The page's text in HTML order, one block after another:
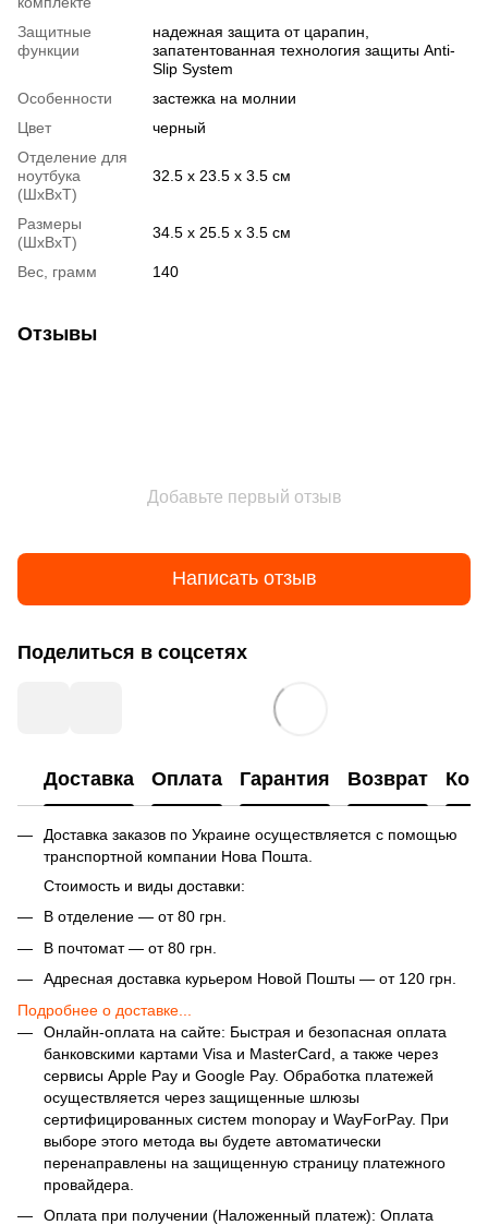
Защитные
функции
надежная защита от царапин,
запатентованная технология защиты Anti-
Slip System
Особенности
застежка на молнии
Цвет
черный
Отделение для
ноутбука
(ШхВхТ)
32.5 x 23.5 x 3.5 см
Размеры
(ШхВхТ)
34.5 x 25.5 x 3.5 см
Вес, грамм 140
Отзывы
Добавьте первый отзыв
Написать отзыв
Поделиться в соцсетях
Доставка Оплата Гарантия Возврат
Доставка заказов по Украине осуществляется с помощью
транспортной компании Нова Пошта.
Стоимость и виды доставки:
В отделение — от 80 грн.
В почтомат — от 80 грн.
Адресная доставка курьером Новой Пошты — от 120 грн.
Подробнее о доставке...
Онлайн-оплата на сайте: Быстрая и безопасная оплата
банковскими картами Visa и MasterCard, а также через
сервисы Apple Pay и Google Pay. Обработка платежей
осуществляется через защищенные шлюзы
сертифицированных систем monopay и WayForPay. При
выборе этого метода вы будете автоматически
перенаправлены на защищенную страницу платежного
провайдера.
Оплата при получении (Наложенный платеж): Оплата